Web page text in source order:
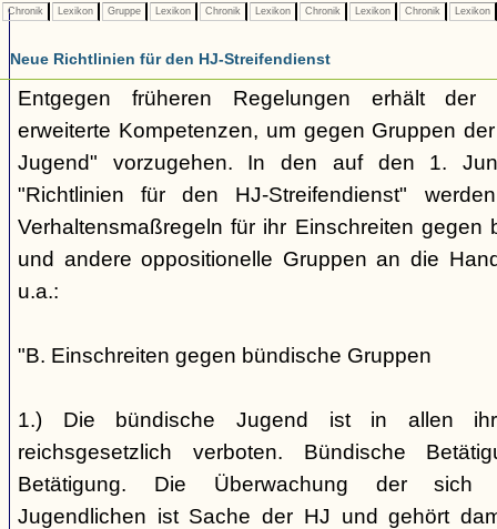
Chronik Lexikon Gruppe Lexikon Chronik Lexikon Chronik Lexikon Chronik Lexikon
Neue Richtlinien für den HJ-Streifendienst
Entgegen früheren Regelungen erhält der
erweiterte Kompetenzen, um gegen Gruppen
Jugend" vorzugehen. In den auf den 1.
"Richtlinien für den HJ-Streifendienst"
Verhaltensmaßregeln für ihr Einschreiten gegen
und andere oppositionelle Gruppen an die
u.a.:
"B. Einschreiten gegen bündische Gruppen
1.) Die bündische Jugend ist in allen
reichsgesetzlich verboten. Bündische
Betätigung. Die Überwachung der sich
Jugendlichen ist Sache der HJ und gehört